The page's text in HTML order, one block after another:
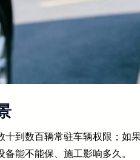
到数百辆常驻车辆权限；如
能不能保、施工影响多久。